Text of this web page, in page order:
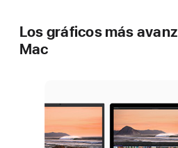
Los gráficos más
Mac